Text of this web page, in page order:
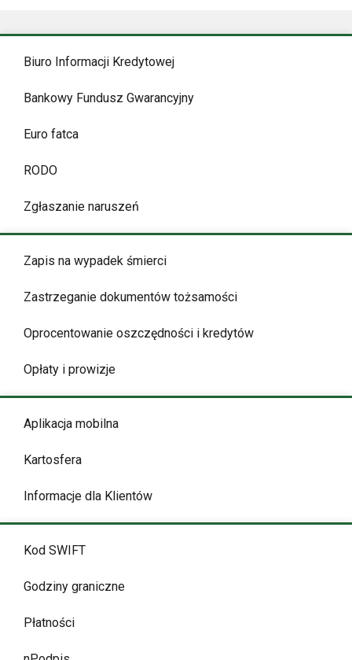
Biuro Informacji Kredytowej
Bankowy Fundusz Gwarancyjny
Euro fatca
RODO
Zgłaszanie naruszeń
Zapis na wypadek śmierci
Zastrzeganie dokumentów tożsamości
Oprocentowanie oszczędności i kredytów
Opłaty i prowizje
Aplikacja mobilna
Kartosfera
Informacje dla Klientów
Kod SWIFT
Godziny graniczne
Płatności